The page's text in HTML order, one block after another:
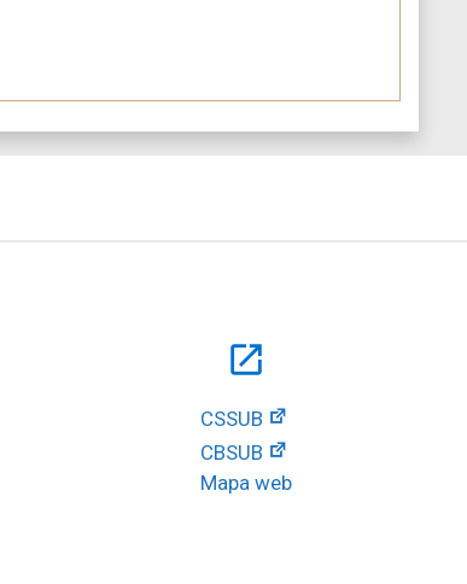
open_in_new
CSSUB
CBSUB
Mapa web